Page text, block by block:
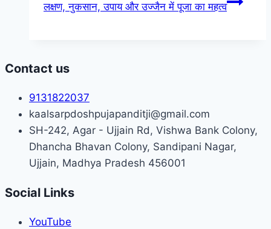
लक्षण, नुकसान, उपाय और उज्जैन में पूजा का महत्व
Contact us
9131822037
kaalsarpdoshpujapanditji@gmail.com
SH-242, Agar - Ujjain Rd, Vishwa Bank Colony,
Dhancha Bhavan Colony, Sandipani Nagar,
Ujjain, Madhya Pradesh 456001
Social Links
YouTube